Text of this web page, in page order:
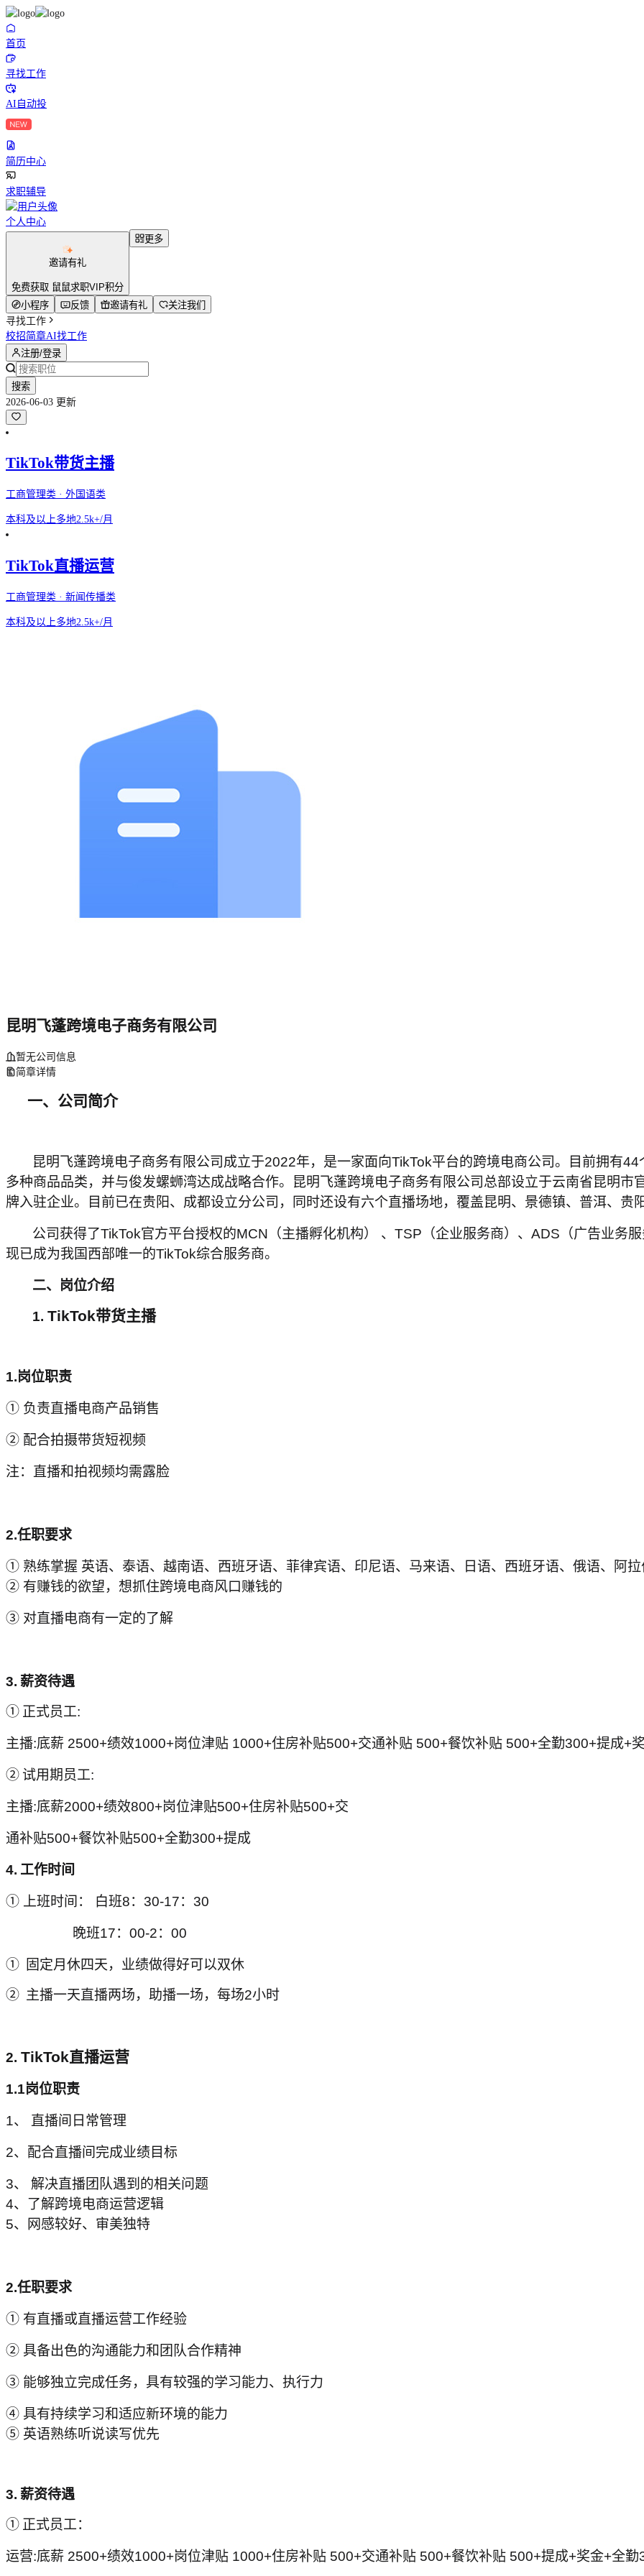
首页
寻找工作
AI自动投
简历中心
求职辅导
个人中心
邀请有礼
免费获取 鼠鼠求职VIP积分
更多
小程序 反馈 邀请有礼
关注我们
寻找工作
校招简章AI找工作
注册/登录
搜索
2026-06-03 更新
TikTok带货主播
工商管理类 · 外国语类
本科及以上多地2.5k+/月
TikTok直播运营
工商管理类 · 新闻传播类
本科及以上多地2.5k+/月
昆明飞蓬跨境电子商务有限公司
暂无公司信息
简章详情
一、 公司简介
昆明飞蓬跨境电子商务有限公司成立于2022年，是一家面向TikTok平台的跨境电商公司。目前拥有
多种商品品类，并与俊发螺蛳湾达成战略合作。昆明飞蓬跨境电子商务有限公司总部设立于云南省昆明
牌入驻企业。目前已在贵阳、成都设立分公司，同时还设有六个直播场地，覆盖昆明、景德镇、普洱、贵
公司获得了TikTok官方平台授权的MCN（主播孵化机构） 、TSP（企业服务商）、ADS（广告业务
现已成为我国西部唯一的TikTok综合服务商。
二、 岗位介绍
1. TikTok带货主播
1.岗位职责
① 负责直播电商产品销售
② 配合拍摄带货短视频
注：直播和拍视频均需露脸
2.任职要求
① 熟练掌握 英语、泰语、越南语、西班牙语、菲律宾语、印尼语、马来语、日语、西班牙语、俄语、阿
② 有赚钱的欲望，想抓住跨境电商风口赚钱的
③ 对直播电商有一定的了解
3. 薪资待遇
① 正式员工:
主播:底薪 2500+绩效1000+岗位津贴 1000+住房补贴500+交通补贴 500+餐饮补贴 500+全勤300+提成+
② 试用期员工:
主播:底薪2000+绩效800+岗位津贴500+住房补贴500+交
通补贴500+餐饮补贴500+全勤300+提成
4. 工作时间
① 上班时间： 白班8：30-17：30
晚班17：00-2：00
①
固定月休四天，业绩做得好可以双休
② 主播一天直播两场，助播一场，每场2小时
2. TikTok直播运营
1.1岗位职责
1、 直播间日常管理
2、配合直播间完成业绩目标
3、 解决直播团队遇到的相关问题
4、了解跨境电商运营逻辑
5、网感较好、审美独特
2.任职要求
① 有直播或直播运营工作经验
② 具备出色的沟通能力和团队合作精神
③ 能够独立完成任务，具有较强的学习能力、执行力
④ 具有持续学习和适应新环境的能力
⑤ 英语熟练听说读写优先
3. 薪资待遇
① 正式员工：
运营:底薪 2500+绩效1000+岗位津贴 1000+住房补贴 500+交通补贴 500+餐饮补贴 500+提成+奖金+全勤